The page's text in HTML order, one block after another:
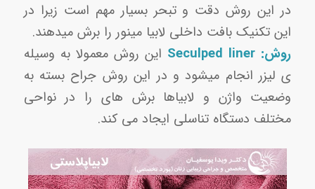
در این روش دقت و تبحر بسیار مهم است زیرا در
این تکنیک بافت داخلی لابیا مینور را برش میدهند.
روش: Seculped liner
این روش معمولا به وسیله
ی لیزر انجام میشود و در این روش جراح بسته به
وضعیت واژن و لابیاها برش های را در نواحی
مختلف دستگاه تناسلی ایجاد می کند.